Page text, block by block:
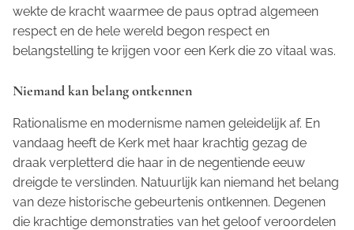
wekte de kracht waarmee de paus optrad algemeen
respect en de hele wereld begon respect en
belangstelling te krijgen voor een Kerk die zo vitaal was.
Niemand kan belang ontkennen
Rationalisme en modernisme namen geleidelijk af. En
vandaag heeft de Kerk met haar krachtig gezag de
draak verpletterd die haar in de negentiende eeuw
dreigde te verslinden. Natuurlijk kan niemand het belang
van deze historische gebeurtenis ontkennen. Degenen
die krachtige demonstraties van het geloof veroordelen